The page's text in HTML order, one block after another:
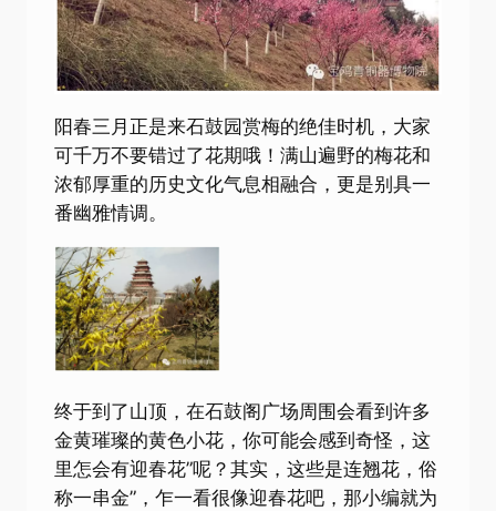
阳春三月正是来石鼓园赏梅的绝佳时机，大家
可千万不要错过了花期哦！满山遍野的梅花和
浓郁厚重的历史文化气息相融合，更是别具一
番幽雅情调。
终于到了山顶，在石鼓阁广场周围会看到许多
金黄璀璨的黄色小花，你可能会感到奇怪，这
里怎会有迎春花”呢？其实，这些是连翘花，俗
称一串金”，乍一看很像迎春花吧，那小编就为